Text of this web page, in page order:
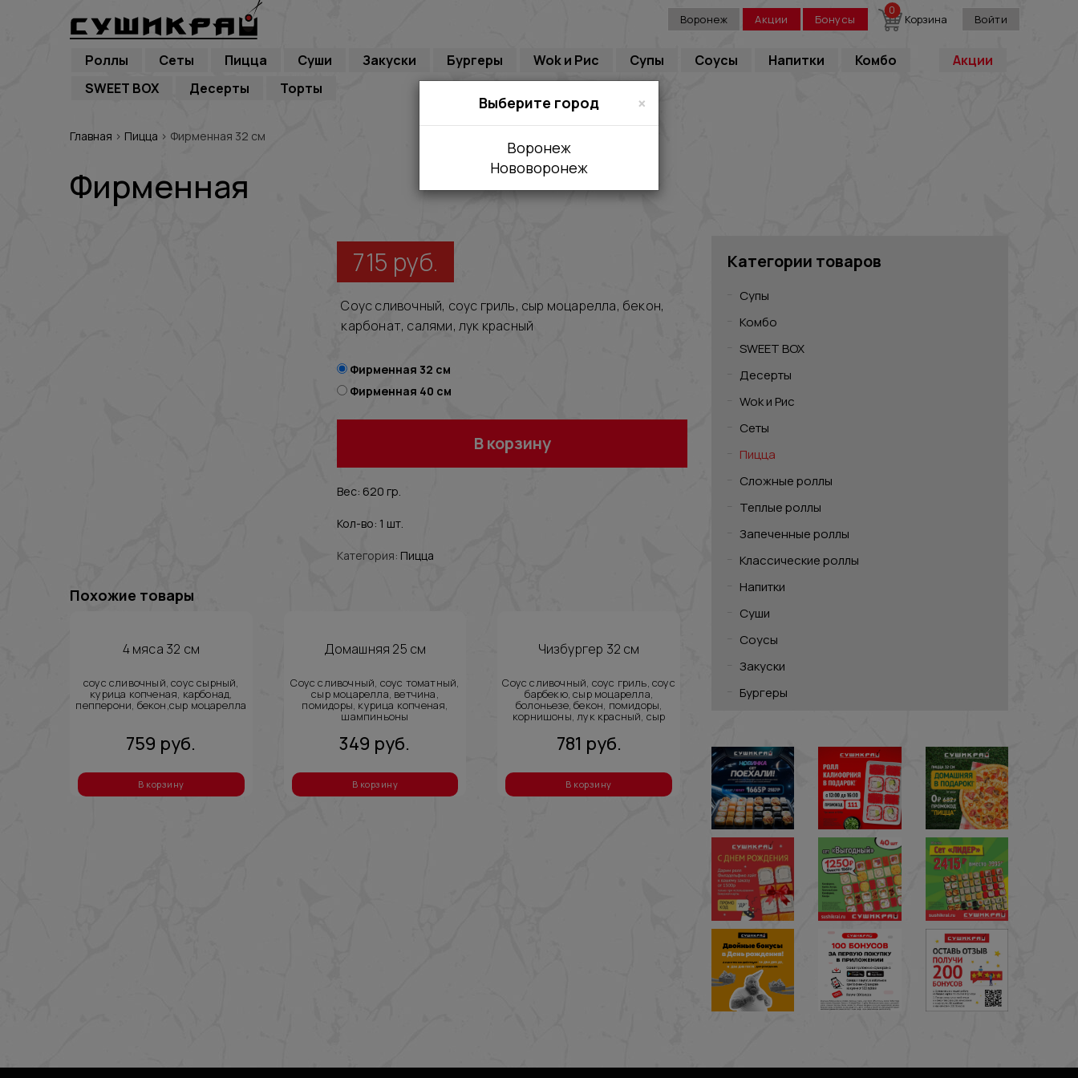
Воронеж Акции Бонусы Корзина
0
Войти
Роллы Сеты Пицца Суши Закуски Бургеры Wok и Рис Супы Соусы Напитки Акции
Комбо
SWEET BOX
Десерты Торты
Главная › Пицца › Фирменная 32 см
Фирменная
715 руб.
Соус сливочный, соус гриль, сыр моцарелла, бекон,
карбонат, салями, лук красный
Фирменная 32 см
Фирменная 40 см
В корзину
Вес: 620 гр.
Кол-во: 1 шт.
Категория: Пицца
Похожие товары
4 мяса 32 см
соус сливочный, соус сырный,
курица копченая, карбонад,
пепперони, бекон,сыр моцарелла
759 руб.
В корзину
Домашняя 25 см
Соус сливочный, соус томатный,
сыр моцарелла, ветчина,
помидоры, курица копченая,
шампиньоны
349 руб.
В корзину
Чизбургер 32 см
Соус сливочный, соус гриль, соус
барбекю, сыр моцарелла,
болоньезе, бекон, помидоры,
корнишоны, лук красный, сыр
чеддер
781 руб.
В корзину
Категории товаров
Супы
Комбо
SWEET BOX
Десерты
Wok и Рис
Сеты
Пицца
Сложные роллы
Теплые роллы
Запеченные роллы
Классические роллы
Напитки
Суши
Соусы
Закуски
Бургеры
Выберите город ×
Воронеж
Нововоронеж